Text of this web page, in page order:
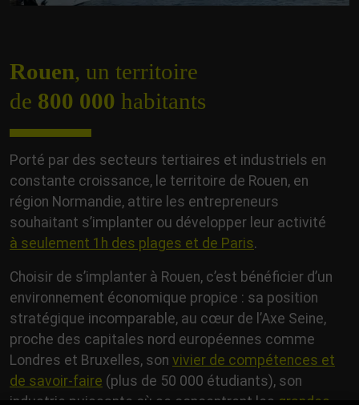
Rouen, un territoire
de 800 000 habitants
Porté par des secteurs tertiaires et industriels en
constante croissance, le territoire de Rouen, en
région Normandie, attire les entrepreneurs
souhaitant s’implanter ou développer leur activité
à seulement 1h des plages et de Paris.
Choisir de s’implanter à Rouen, c’est bénéficier d’un
environnement économique propice : sa position
stratégique incomparable, au cœur de l’Axe Seine,
proche des capitales nord européennes comme
Londres et Bruxelles, son vivier de compétences et
de savoir-faire (plus de 50 000 étudiants), son